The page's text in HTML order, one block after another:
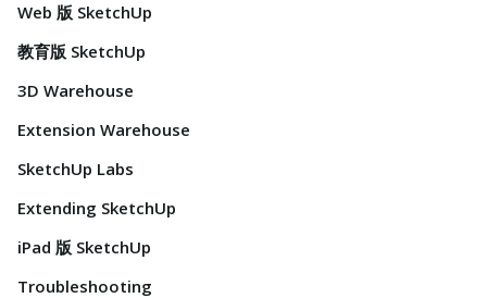
Web 版 SketchUp
教育版 SketchUp
3D Warehouse
Extension Warehouse
SketchUp Labs
Extending SketchUp
iPad 版 SketchUp
Troubleshooting